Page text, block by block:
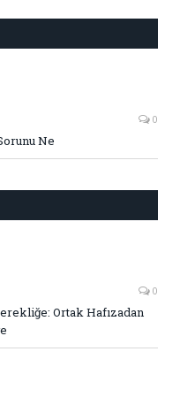
0
Ne
0
Ortak Hafızadan